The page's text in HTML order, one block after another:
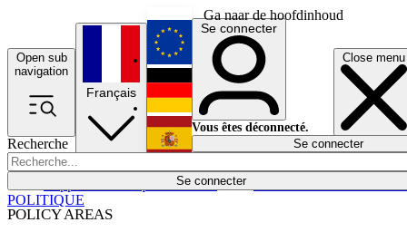
Ga naar de hoofdinhoud
Open sub
navigation
Close menu
Recherche
Se connecter
POLICY AREAS
Économie
Français
English
Deutsch
Español
Se connecter
Vous êtes déconnecté.
Se connecter
POLITIQUE